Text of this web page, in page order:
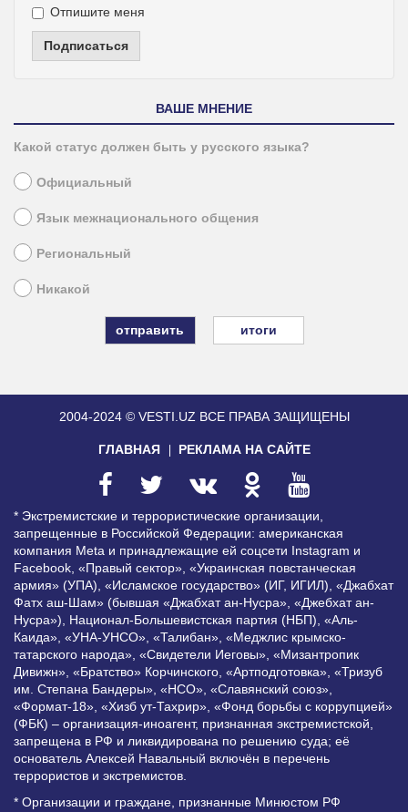
Отпишите меня
Подписаться
ВАШЕ МНЕНИЕ
Какой статус должен быть у русского языка?
Официальный
Язык межнационального общения
Региональный
Никакой
итоги
2004-2024 © VESTI.UZ ВСЕ ПРАВА ЗАЩИЩЕНЫ
ГЛАВНАЯ РЕКЛАМА НА САЙТЕ
* Экстремистские и террористические организации,
запрещенные в Российской Федерации: американская
компания Meta и принадлежащие ей соцсети Instagram и
Facebook, «Правый сектор», «Украинская повстанческая
армия» (УПА), «Исламское государство» (ИГ, ИГИЛ), «Джабхат
Фатх аш-Шам» (бывшая «Джабхат ан-Нусра», «Джебхат ан-
Нусра»), Национал-Большевистская партия (НБП), «Аль-
Каида», «УНА-УНСО», «Талибан», «Меджлис крымско-
татарского народа», «Свидетели Иеговы», «Мизантропик
Дивижн», «Братство» Корчинского, «Артподготовка», «Тризуб
им. Степана Бандеры», «НСО», «Славянский союз»,
«Формат-18», «Хизб ут-Тахрир», «Фонд борьбы с коррупцией»
(ФБК) – организация-иноагент, признанная экстремистской,
запрещена в РФ и ликвидирована по решению суда; её
основатель Алексей Навальный включён в перечень
террористов и экстремистов.
* Организации и граждане, признанные Минюстом РФ